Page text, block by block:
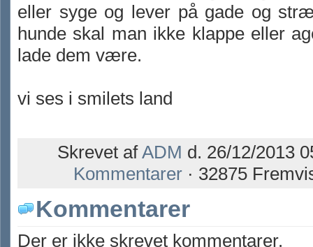
eller syge og lever på gade og
hunde skal man ikke klappe eller
lade dem være.
vi ses i smilets land
Skrevet afADM d. 26/12/2013
Kommentarer · 32875
Kommentarer
Der er ikke skrevet kommentarer.